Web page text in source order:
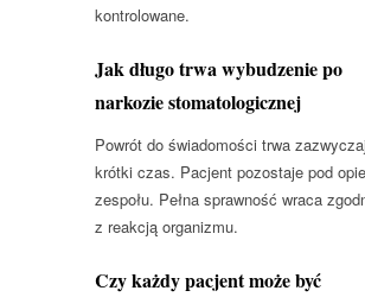
kontrolowane.
Jak długo trwa wybudzenie po
narkozie stomatologicznej
Powrót do świadomości trwa zazwyczaj
krótki czas. Pacjent pozostaje pod
zespołu. Pełna sprawność wraca
z reakcją organizmu.
Czy każdy pacjent może być